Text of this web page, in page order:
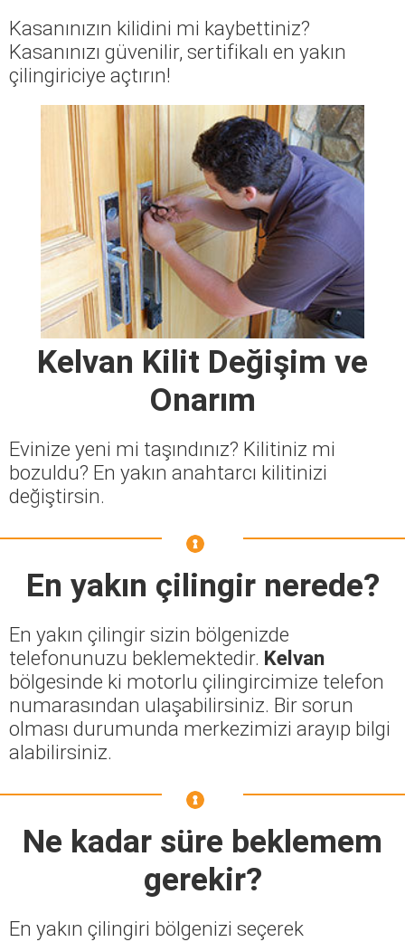
Kasanınızın kilidini mi kaybettiniz?
Kasanınızı güvenilir, sertifikalı en yakın
çilingiriciye açtırın!
Kelvan Kilit Değişim ve
Onarım
Evinize yeni mi taşındınız? Kilitiniz mi
bozuldu? En yakın anahtarcı kilitinizi
değiştirsin.
En yakın çilingir nerede?
En yakın çilingir sizin bölgenizde
telefonunuzu beklemektedir. Kelvan
bölgesinde ki motorlu çilingircimize telefon
numarasından ulaşabilirsiniz. Bir sorun
olması durumunda merkezimizi arayıp bilgi
alabilirsiniz.
Ne kadar süre beklemem
gerekir?
En yakın çilingiri bölgenizi seçerek